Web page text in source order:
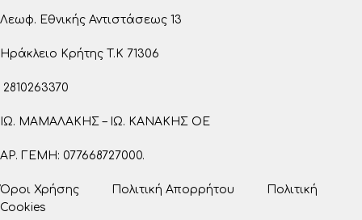
Λεωφ. Εθνικής Αντιστάσεως 13
Ηράκλειο Κρήτης T.K 71306
2810263370
ΙΩ. ΜΑΜΑΛΑΚΗΣ – ΙΩ. ΚΑΝΑΚΗΣ ΟΕ
ΑΡ. ΓΕΜΗ: 077668727000.
Όροι Χρήσης Πολιτική Απορρήτου Πολιτική
Cookies